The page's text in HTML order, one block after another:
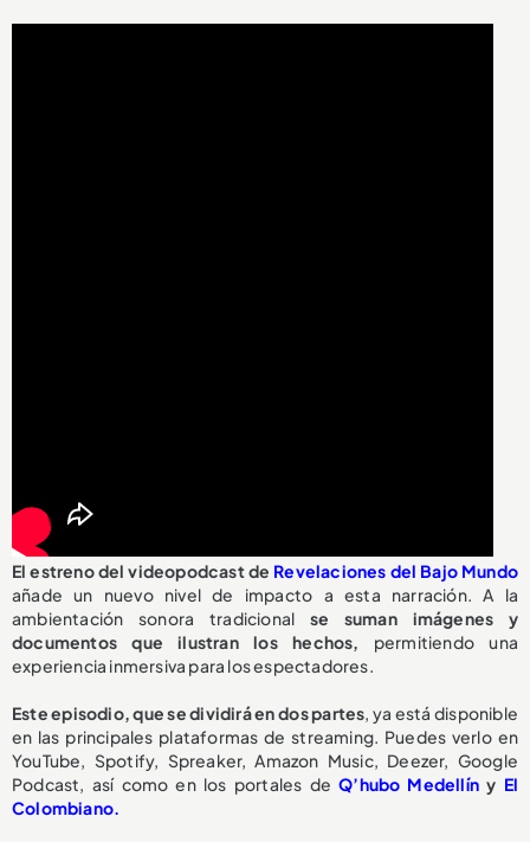
El estreno del videopodcast de Revelaciones del Bajo Mundo
añade un nuevo nivel de impacto a esta narración. A la
ambientación sonora tradicional se suman imágenes y
documentos que ilustran los hechos, permitiendo una
experiencia inmersiva para los espectadores.
Este episodio, que se dividirá en dos partes, ya está disponible
en las principales plataformas de streaming. Puedes verlo en
YouTube, Spotify, Spreaker, Amazon Music, Deezer, Google
Podcast, así como en los portales deQ’hubo Medellíny El
Colombiano.